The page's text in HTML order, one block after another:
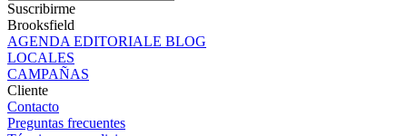
Suscribirme
Brooksfield
AGENDA EDITORIALE BLOG
LOCALES
CAMPAÑAS
Cliente
Contacto
Preguntas frecuentes